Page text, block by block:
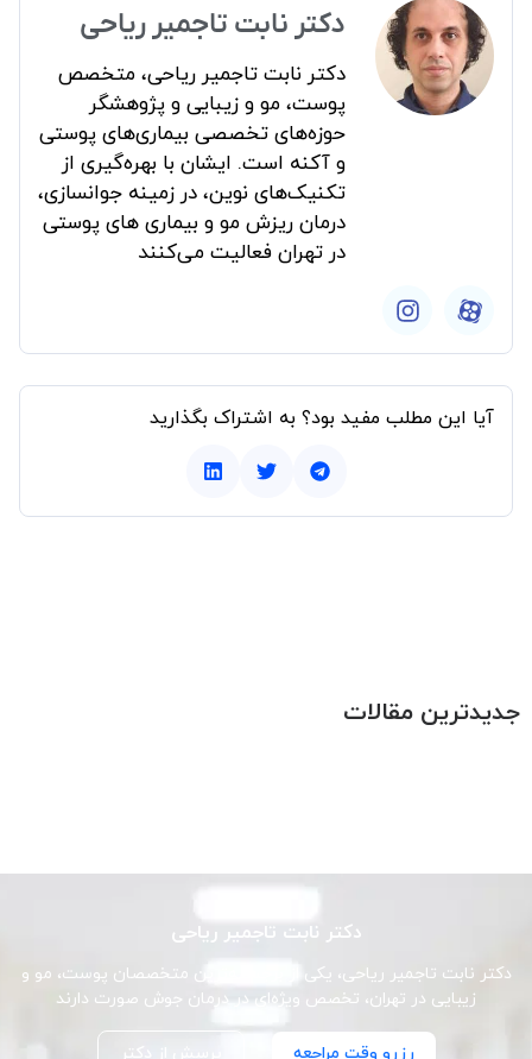
دکتر نابت تاجمیر ریاحی
دکتر نابت تاجمیر ریاحی، متخصص
پوست، مو و زیبایی و پژوهشگر
حوزه‌های تخصصی بیماری‌های پوستی
و آکنه است. ایشان با بهره‌گیری از
تکنیک‌های نوین، در زمینه جوانسازی،
درمان ریزش مو و بیماری های پوستی
در تهران فعالیت می‌کنند
آیا این مطلب مفید بود؟ به اشتراک بگذارید
جدیدترین مقالات
دکتر نابت تاجمیر ریاحی
دکتر نابت تاجمیر ریاحی، یکی از برجسته‌ترین متخصصان پوست، مو و
زیبایی در تهران، تخصص ویژه‌ای در درمان جوش صورت دارند
رزرو وقت مراجعه پرسش از دکتر